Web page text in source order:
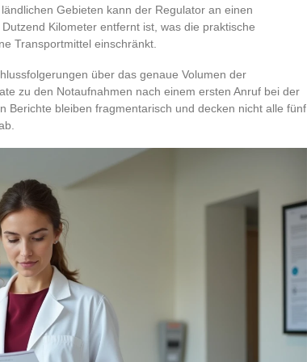
Gebieten kann der Regulator an einen
Kilometer entfernt ist, was die praktische
Transportmittel einschränkt.
über das genaue Volumen der
zu den Notaufnahmen nach einem ersten Anruf bei der
Berichte bleiben fragmentarisch und decken nicht alle fünf